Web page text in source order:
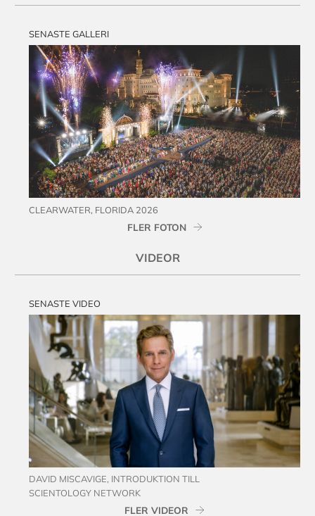
SENASTE GALLERI
CLEARWATER, FLORIDA 2026
FLER FOTON
VIDEOR
SENASTE VIDEO
DAVID MISCAVIGE, INTRODUKTION TILL
SCIENTOLOGY NETWORK
FLER VIDEOR